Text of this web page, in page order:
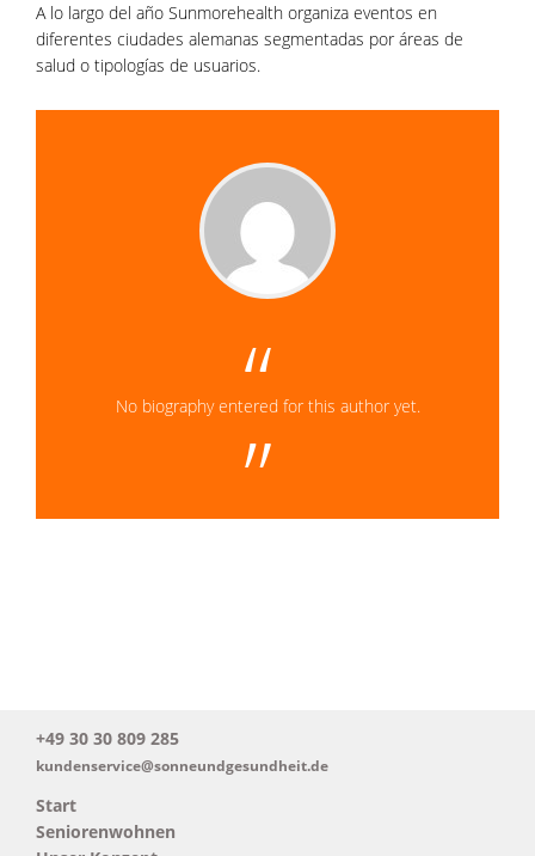
A lo largo del año Sunmorehealth organiza eventos en
diferentes ciudades alemanas segmentadas por áreas de
salud o tipologías de usuarios.
No biography entered for this author yet.
+49 30 30 809 285
kundenservice@sonneundgesundheit.de
Start
Seniorenwohnen